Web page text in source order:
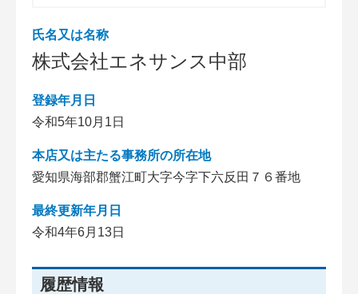
氏名又は名称
株式会社エネサンス中部
登録年月日
令和5年10月1日
本店又は主たる事務所の所在地
愛知県海部郡蟹江町大字今字下六反田７６番地
最終更新年月日
令和4年6月13日
履歴情報